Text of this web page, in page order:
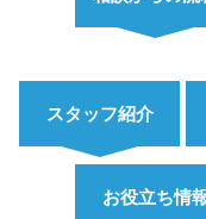
スタッフ紹介
お役立ち情